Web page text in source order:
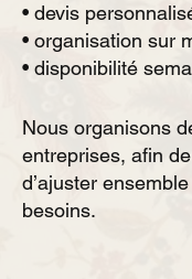
• devis
• organisation sur
• disponibilité
Nous organisons
entreprises, afin
d’ajuster
besoins.